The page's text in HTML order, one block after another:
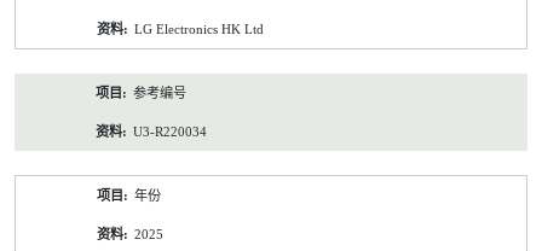
LG Electronics HK Ltd
参考编号
U3-R220034
年份
2025